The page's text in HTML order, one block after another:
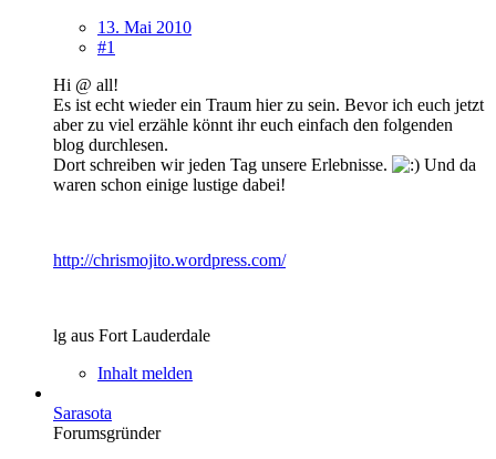
13. Mai 2010
#1
Hi @ all!
Es ist echt wieder ein Traum hier zu sein. Bevor ich euch jetzt
aber zu viel erzähle könnt ihr euch einfach den folgenden
blog durchlesen.
Dort schreiben wir jeden Tag unsere Erlebnisse.
Und da
waren schon einige lustige dabei!
http://chrismojito.wordpress.com/
lg aus Fort Lauderdale
Inhalt melden
Sarasota
Forumsgründer